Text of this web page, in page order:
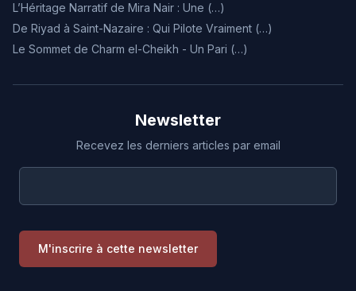
L’Héritage Narratif de Mira Nair : Une (…)
De Riyad à Saint-Nazaire : Qui Pilote Vraiment (…)
Le Sommet de Charm el-Cheikh - Un Pari (…)
Newsletter
Recevez les derniers articles par email